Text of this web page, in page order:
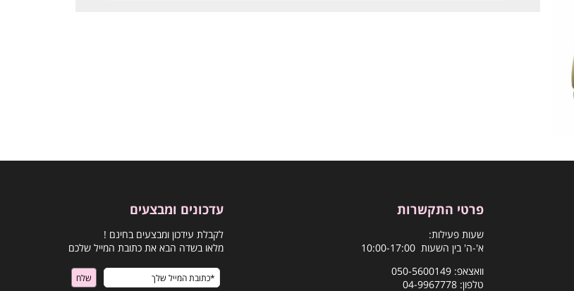
פרטי התקשרות
שעות פעילות:
א'-ה' בין השעות 10:00-17:00
וואצאפ: 050-5600149
טלפון: 04-9967778
עדכונים ומבצעים
לקבלת עידכון ומבצעים בחינם !
מלאו בשדה הבא את כתובת המייל שלכם